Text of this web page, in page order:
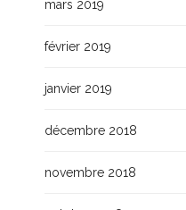
mars 2019
février 2019
janvier 2019
décembre 2018
novembre 2018